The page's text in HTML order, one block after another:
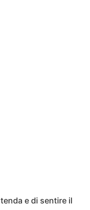
e di sentire il